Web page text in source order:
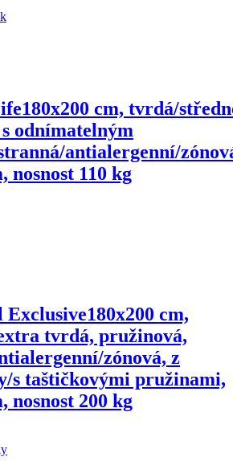
180x200 cm, tvrdá/
odnímatelným
antialergenní/
nosnost 110 kg
Exclusive180x200 cm,
tvrdá, pružinová,
zónová, z
s taštičkovými pružinami,
nosnost 200 kg